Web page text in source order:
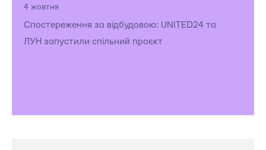
4 жовтня
Спостереження за відбудовою: UNITED24 та
ЛУН запустили спільний проєкт